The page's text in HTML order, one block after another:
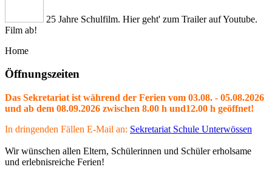
25 Jahre Schulfilm. Hier geht' zum Trailer auf Youtube.
Film ab!
Home
Öffnungszeiten
Das Sekretariat ist während der Ferien vom 03.08. - 05.08.2026
und ab dem 08.09.2026 zwischen 8.00 h und12.00 h geöffnet!
In dringenden Fällen E-Mail an: Sekretariat Schule Unterwössen
Wir wünschen allen Eltern, Schülerinnen und Schüler erholsame
und erlebnisreiche Ferien!